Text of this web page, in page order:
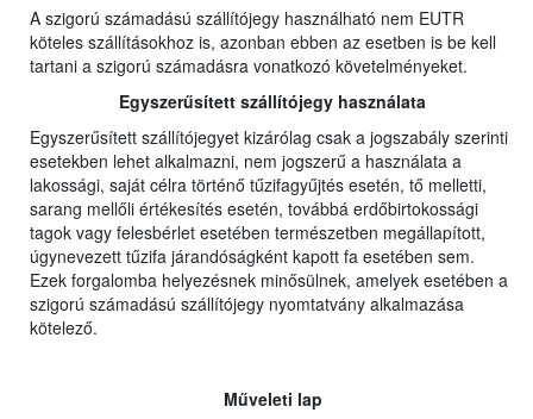
A szigorú számadású szállítójegy használható nem EUTR
köteles szállításokhoz is, azonban ebben az esetben is be kell
tartani a szigorú számadásra vonatkozó követelményeket.
Egyszerűsített szállítójegy használata
Egyszerűsített szállítójegyet kizárólag csak a jogszabály szerinti
esetekben lehet alkalmazni, nem jogszerű a használata a
lakossági, saját célra történő tűzifagyűjtés esetén, tő melletti,
sarang mellőli értékesítés esetén, továbbá erdőbirtokossági
tagok vagy felesbérlet esetében természetben megállapított,
úgynevezett tűzifa járandóságként kapott fa esetében sem.
Ezek forgalomba helyezésnek minősülnek, amelyek esetében a
szigorú számadású szállítójegy nyomtatvány alkalmazása
kötelező.
Műveleti lap